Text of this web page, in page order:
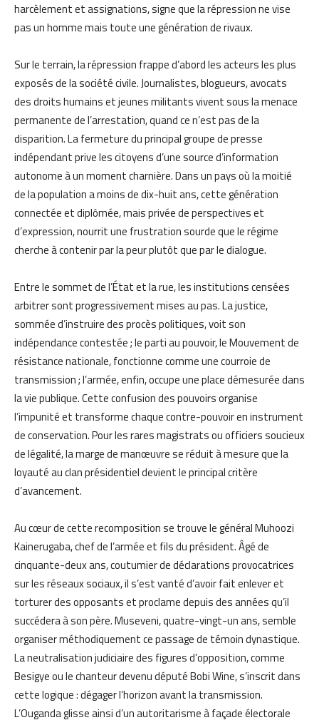
harcèlement et assignations, signe que la répression ne vise
pas un homme mais toute une génération de rivaux.
Sur le terrain, la répression frappe d’abord les acteurs les plus
exposés de la société civile. Journalistes, blogueurs, avocats
des droits humains et jeunes militants vivent sous la menace
permanente de l’arrestation, quand ce n’est pas de la
disparition. La fermeture du principal groupe de presse
indépendant prive les citoyens d’une source d’information
autonome à un moment charnière. Dans un pays où la moitié
de la population a moins de dix-huit ans, cette génération
connectée et diplômée, mais privée de perspectives et
d’expression, nourrit une frustration sourde que le régime
cherche à contenir par la peur plutôt que par le dialogue.
Entre le sommet de l’État et la rue, les institutions censées
arbitrer sont progressivement mises au pas. La justice,
sommée d’instruire des procès politiques, voit son
indépendance contestée ; le parti au pouvoir, le Mouvement de
résistance nationale, fonctionne comme une courroie de
transmission ; l’armée, enfin, occupe une place démesurée dans
la vie publique. Cette confusion des pouvoirs organise
l’impunité et transforme chaque contre-pouvoir en instrument
de conservation. Pour les rares magistrats ou officiers soucieux
de légalité, la marge de manœuvre se réduit à mesure que la
loyauté au clan présidentiel devient le principal critère
d’avancement.
Au cœur de cette recomposition se trouve le général Muhoozi
Kainerugaba, chef de l’armée et fils du président. Âgé de
cinquante-deux ans, coutumier de déclarations provocatrices
sur les réseaux sociaux, il s’est vanté d’avoir fait enlever et
torturer des opposants et proclame depuis des années qu’il
succédera à son père. Museveni, quatre-vingt-un ans, semble
organiser méthodiquement ce passage de témoin dynastique.
La neutralisation judiciaire des figures d’opposition, comme
Besigye ou le chanteur devenu député Bobi Wine, s’inscrit dans
cette logique : dégager l’horizon avant la transmission.
L’Ouganda glisse ainsi d’un autoritarisme à façade électorale